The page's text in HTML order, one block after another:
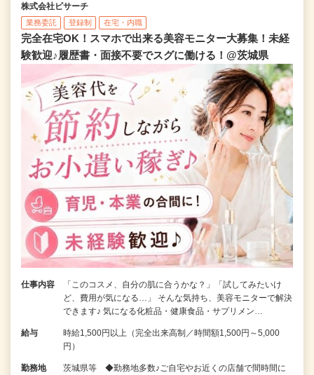
株式会社ビサーチ
業務委託 登録制 在宅・内職
完全在宅OK！スマホで出来る美容モニター大募集！未経
験歓迎♪履歴書・面接不要でスグに働ける！@茨城県
仕事内容
「このコスメ、自分の肌に合うかな？」「試してみたいけ
ど、費用が気になる…」 そんな気持ち、美容モニターで解決
できます♪ 気になる化粧品・健康食品・サプリメン…
給与
時給1,500円以上（完全出来高制／時間額1,500円～5,000
円）
勤務地
茨城県等 ◆勤務地多数♪ご自宅やお近くの店舗で間時間に